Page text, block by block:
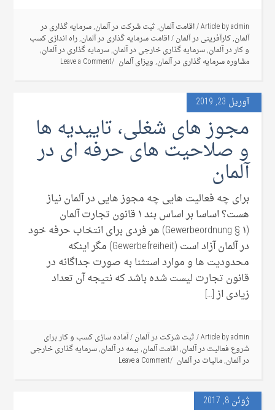
Article byadmin
/اقامت آلمان,ثبت شرکت در آلمان,سرمایه گذاری در
آلمان,کارآفرینی در آلمان/اقامت سرمایه گذاری در آلمان,راه اندازی کسب
و کار در آلمان,سرمایه گذاری خارجی در آلمان,سرمایه گذاری در آلمان,
مشاوره سرمایه گذاری در آلمان,ویزای آلمان Leave a Comment
آوریل 23, 2019
مجوز های شغلی، تاییدیه ها
و صلاحیت های حرفه ای در
آلمان
برای چه فعالیت هایی چه مجوز هایی در آلمان نیاز
هست؟ اساسا بر اساس بند ۱ قانون تجارت آلمان
(Gewerbeordnung § ۱) هر فردی برای انتخاب حرفه خود
در آلمان آزاد است (Gewerbefreiheit) مگر اینکه
محدودیت ها و موارد استثنا به صورت جداگانه در
قانون تجارت لیست شده باشد که نتیجه آن تعداد
زیادی از […]
Article byadmin
/ثبت شرکت در آلمان/آماده سازی کسب و کار برای
شروع فعالیت در آلمان,اقامت آلمان,بیمه در آلمان,سرمایه گذاری خارجی
در آلمان,مالیات در آلمان Leave a Comment
ژوئن 8, 2017